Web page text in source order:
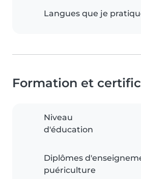
Langues que je
Formation et
Niveau
d'éducation
Diplômes
puériculture